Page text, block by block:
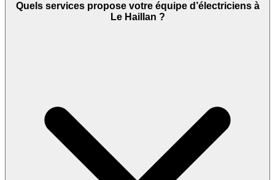
Quels services propose votre équipe d’électriciens à
Le Haillan ?